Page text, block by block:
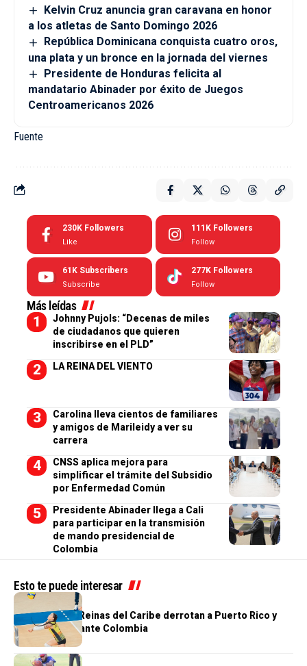
Kelvin Cruz anuncia gran caravana en honor
a los atletas de Santo Domingo 2026
República Dominicana conquista cuatro oros,
una plata y un bronce en la jornada del viernes
Presidente de Honduras felicita al
mandatario Abinader por éxito de Juegos
Centroamericanos 2026
Fuente
230K Followers
Like
111K Followers
Follow
61K Subscribers
Subscribe
277K Followers
Follow
Más leídas
Johnny Pujols: “Decenas de miles
de ciudadanos que quieren
inscribirse en el PLD”
LA REINA DEL VIENTO
Carolina lleva cientos de familiares
y amigos de Marileidy a ver su
carrera
CNSS aplica mejora para
simplificar el trámite del Subsidio
por Enfermedad Común
Presidente Abinader llega a Cali
para participar en la transmisión
de mando presidencial de
Colombia
Esto te puede interesar
DEPORTES
¡A la final! Las Reinas del Caribe derrotan a Puerto Rico y
van por el oro ante Colombia
DEPORTES